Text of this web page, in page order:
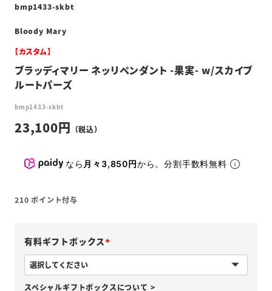
bmp1433-skbt
Bloody Mary
【カスタム】
ブラッディマリー ネッリペンダント -果実- w/スカイブ
ルートパーズ
bmp1433-skbt
23,100
なら 月々3,850円から。分割手数料無料
210 ポイント付与
有料ギフトボックス
必
スペシャルギフトボックスについて >